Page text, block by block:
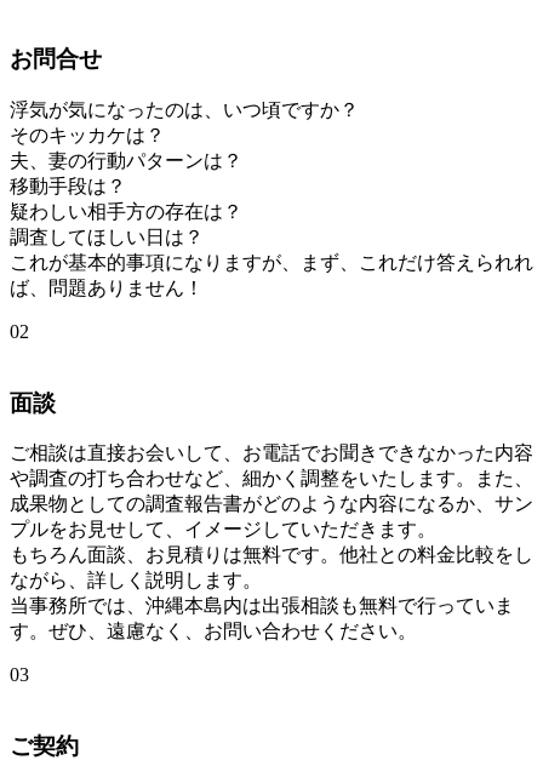
お問合せ
浮気が気になったのは、いつ頃ですか？
そのキッカケは？
夫、妻の行動パターンは？
移動手段は？
疑わしい相手方の存在は？
調査してほしい日は？
これが基本的事項になりますが、まず、これだけ答えられれ
ば、問題ありません！
02
面談
ご相談は直接お会いして、お電話でお聞きできなかった内容
や調査の打ち合わせなど、細かく調整をいたします。また、
成果物としての調査報告書がどのような内容になるか、サン
プルをお見せして、イメージしていただきます。
もちろん面談、お見積りは無料です。他社との料金比較をし
ながら、詳しく説明します。
当事務所では、沖縄本島内は出張相談も無料で行っていま
す。ぜひ、遠慮なく、お問い合わせください。
03
ご契約